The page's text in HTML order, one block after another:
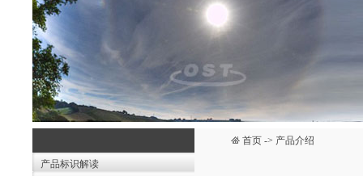
产品标识解读
首页 -> 产品介绍